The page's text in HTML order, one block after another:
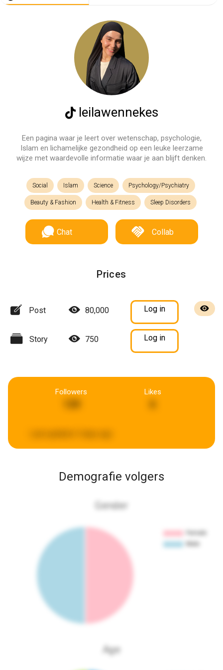
leilawennekes
Een pagina waar je leert over wetenschap, psychologie,
Islam en lichamelijke gezondheid op een leuke leerzame
wijze met waardevolle informatie waar je aan blijft denken.
Social Islam Science Psychology/Psychiatry
Beauty & Fashion Health & Fitness Sleep Disorders
Chat Collab
Prices
Post 80,000 Log in
Story 750 Log in
Followers Likes
Demografie volgers
Gender
Age